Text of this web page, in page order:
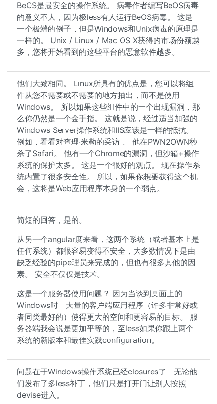
BeOS是最安全的操作系统。 病毒作者编写BeOS病毒
的意义不大，因为极less有人运行BeOS病毒。 这是
一个极端的例子，但是Windows和Unix病毒的原理是
一样的。 Unix / Linux / Mac OS X获得的市场份额越
多，您将开始看到的这些平台的恶意软件越多。
他们大致相同。 Linux所具有的优点是，您可以将组
件从您不需要或不需要的地方抽出，而不是使用
Windows。 所以如果这些组件中的一个出现漏洞，那
么你仍然是一个金手指。 这就是说，经过适当加强的
Windows Server操作系统和IIS应该是一样的抵抗。
例如，看看对查理·米勒的采访 。 他在PWN2OWN秒
杀了Safari。 他有一个Chrome的漏洞，但沙箱+操作
系统的保护太多。 这是一个很好的观点。 现在操作系
统内置了很多安全性。 所以，如果你想要获得这个机
会，这将是Web应用程序本身的一个弱点。
简短的回答，是的。
从另一个angular度来看，这两个系统（或者基本上是
任何系统）都很容易变得不安全，大多数情况下是由
缺乏经验的pipe理员来完成的，但也有很多其他的因
素。 安全不仅仅是技术。
这是一个服务器使用问题？ 因为当谈到桌面上的
Windows时，大量的客户端应用程序（许多非常好或
者同类最好的）使得更大的空间和更容易的目标。 服
务器端我会说是更加平等的，至less如果你跟上两个
系统的新版本和最佳实践configuration。
问题在于Windows操作系统已经closures了，无论他
们发布了多less补丁，他们只是打开门让别人按照
devise进入。